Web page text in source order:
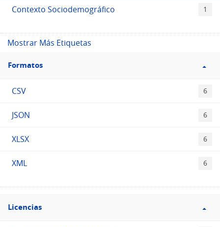
Contexto Sociodemográfico 1
Mostrar Más Etiquetas
Filtro
Formatos
Formatos
CSV 6
JSON 6
XLSX 6
XML 6
Filtro
Licencias
Licencias